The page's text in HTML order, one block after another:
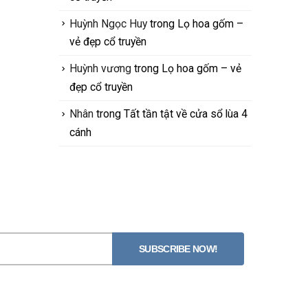
Huỳnh Ngọc Huy trong Lọ hoa gốm –
vẻ đẹp cổ truyền
Huỳnh vương trong Lọ hoa gốm – vẻ
đẹp cổ truyền
Nhân trong Tất tần tật về cửa sổ lùa 4
cánh